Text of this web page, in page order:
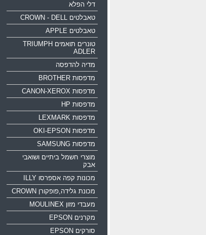
דלי הפלא
טאבלטים CROWN - DELL
טאבלטים APPLE
טונרים תואמים TRIUMPH
ADLER
מדיה להדפסה
מדפסות BROTHER
מדפסות CANON-XEROX
מדפסות HP
מדפסות LEXMARK
מדפסות OKI-EPSON
מדפסות SAMSUNG
מוצרי חשמל ביתיים ושואבי
אבק
מכונות קפה אספרסו ILLY
מכונת גלידה,פופקורן CROWN
מעבדי מזון MOULINEX
מקרנים EPSON
סורקים EPSON